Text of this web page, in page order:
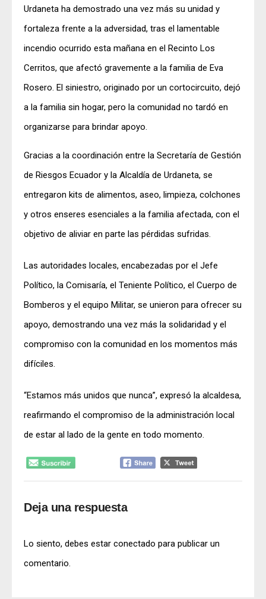
Urdaneta ha demostrado una vez más su unidad y
fortaleza frente a la adversidad, tras el lamentable
incendio ocurrido esta mañana en el Recinto Los
Cerritos, que afectó gravemente a la familia de Eva
Rosero. El siniestro, originado por un cortocircuito, dejó
a la familia sin hogar, pero la comunidad no tardó en
organizarse para brindar apoyo.
Gracias a la coordinación entre la Secretaría de Gestión
de Riesgos Ecuador y la Alcaldía de Urdaneta, se
entregaron kits de alimentos, aseo, limpieza, colchones
y otros enseres esenciales a la familia afectada, con el
objetivo de aliviar en parte las pérdidas sufridas.
Las autoridades locales, encabezadas por el Jefe
Político, la Comisaría, el Teniente Político, el Cuerpo de
Bomberos y el equipo Militar, se unieron para ofrecer su
apoyo, demostrando una vez más la solidaridad y el
compromiso con la comunidad en los momentos más
difíciles.
“Estamos más unidos que nunca”, expresó la alcaldesa,
reafirmando el compromiso de la administración local
de estar al lado de la gente en todo momento.
Deja una respuesta
Lo siento, debes estar conectado para publicar un
comentario.